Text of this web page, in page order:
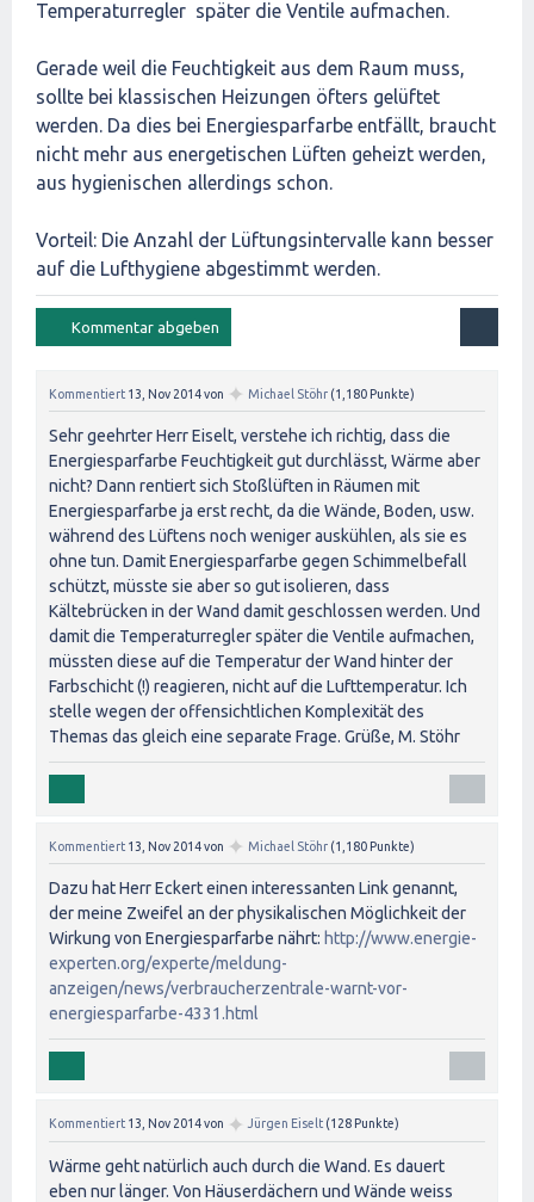
Temperaturregler später die Ventile aufmachen.
Gerade weil die Feuchtigkeit aus dem Raum muss,
sollte bei klassischen Heizungen öfters gelüftet
werden. Da dies bei Energiesparfarbe entfällt, braucht
nicht mehr aus energetischen Lüften geheizt werden,
aus hygienischen allerdings schon.
Vorteil: Die Anzahl der Lüftungsintervalle kann besser
auf die Lufthygiene abgestimmt werden.
Kommentiert 13, Nov 2014von ✦ Michael Stöhr (1,180 Punkte)
Sehr geehrter Herr Eiselt, verstehe ich richtig, dass die
Energiesparfarbe Feuchtigkeit gut durchlässt, Wärme aber
nicht? Dann rentiert sich Stoßlüften in Räumen mit
Energiesparfarbe ja erst recht, da die Wände, Boden, usw.
während des Lüftens noch weniger auskühlen, als sie es
ohne tun. Damit Energiesparfarbe gegen Schimmelbefall
schützt, müsste sie aber so gut isolieren, dass
Kältebrücken in der Wand damit geschlossen werden. Und
damit die Temperaturregler später die Ventile aufmachen,
müssten diese auf die Temperatur der Wand hinter der
Farbschicht (!) reagieren, nicht auf die Lufttemperatur. Ich
stelle wegen der offensichtlichen Komplexität des
Themas das gleich eine separate Frage. Grüße, M. Stöhr
Kommentiert 13, Nov 2014von ✦ Michael Stöhr (1,180 Punkte)
Dazu hat Herr Eckert einen interessanten Link genannt,
der meine Zweifel an der physikalischen Möglichkeit der
Wirkung von Energiesparfarbe nährt: http://www.energie-
experten.org/experte/meldung-
anzeigen/news/verbraucherzentrale-warnt-vor-
energiesparfarbe-4331.html
Kommentiert 13, Nov 2014von ✦ Jürgen Eiselt (128 Punkte)
Wärme geht natürlich auch durch die Wand. Es dauert
eben nur länger. Von Häuserdächern und Wände weiss